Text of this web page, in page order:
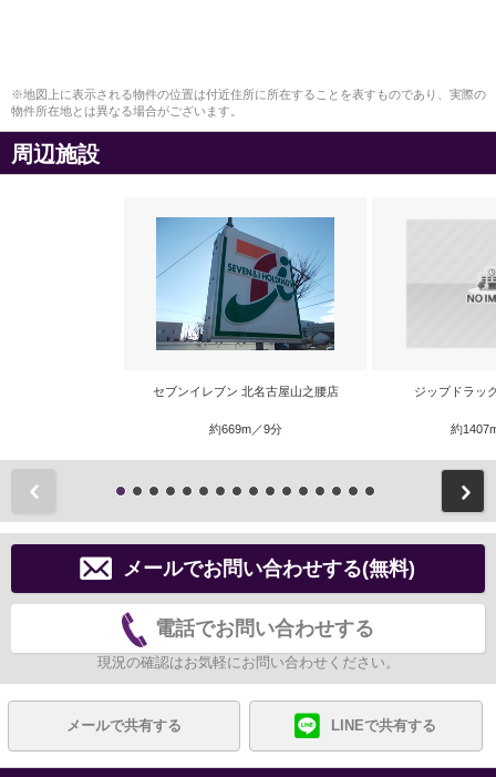
※地図上に表示される物件の位置は付近住所に所在することを表すものであり、実際の
物件所在地とは異なる場合がございます。
周辺施設
セブンイレブン 北名古屋山之腰店
約669m／9分
ジップドラッ
約
メールでお問い合わせする(無料)
電話でお問い合わせする
現況の確認はお気軽にお問い合わせください。
メールで共有する LINEで共有する